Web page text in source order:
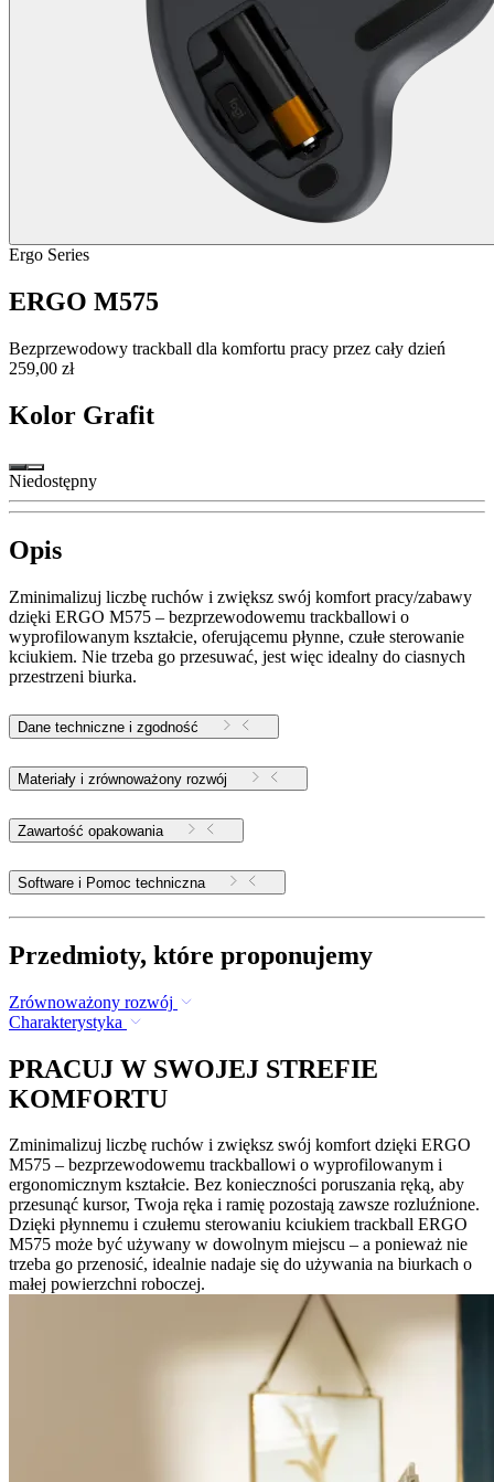
Ergo Series
ERGO M575
Bezprzewodowy trackball dla komfortu pracy przez cały dzień
259,00 zł
Kolor Grafit
Niedostępny
Opis
Zminimalizuj liczbę ruchów i zwiększ swój komfort pracy/zabawy
dzięki ERGO M575 – bezprzewodowemu trackballowi o
wyprofilowanym kształcie, oferującemu płynne, czułe sterowanie
kciukiem. Nie trzeba go przesuwać, jest więc idealny do ciasnych
przestrzeni biurka.
Dane techniczne i zgodność
Materiały i zrównoważony rozwój
Zawartość opakowania
Software i Pomoc techniczna
Przedmioty, które proponujemy
Zrównoważony rozwój
Charakterystyka
PRACUJ W SWOJEJ STREFIE
KOMFORTU
Zminimalizuj liczbę ruchów i zwiększ swój komfort dzięki ERGO
M575 – bezprzewodowemu trackballowi o wyprofilowanym i
ergonomicznym kształcie. Bez konieczności poruszania ręką, aby
przesunąć kursor, Twoja ręka i ramię pozostają zawsze rozluźnione.
Dzięki płynnemu i czułemu sterowaniu kciukiem trackball ERGO
M575 może być używany w dowolnym miejscu – a ponieważ nie
trzeba go przenosić, idealnie nadaje się do używania na biurkach o
małej powierzchni roboczej.